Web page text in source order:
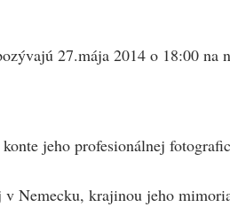
27.mája 2014 o 18:00 na
jeho profesionálnej
Nemecku, krajinou jeho